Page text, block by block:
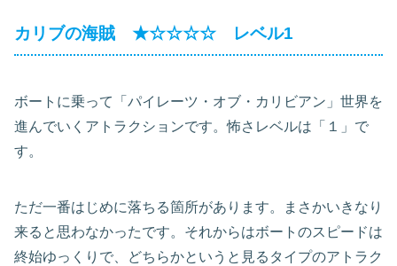
カリブの海賊 ★☆☆☆☆ レベル1
ボートに乗って「パイレーツ・オブ・カリビアン」世界を
進んでいくアトラクションです。怖さレベルは「１」で
す。
ただ一番はじめに落ちる箇所があります。まさかいきなり
来ると思わなかったです。それからはボートのスピードは
終始ゆっくりで、どちらかというと見るタイプのアトラク